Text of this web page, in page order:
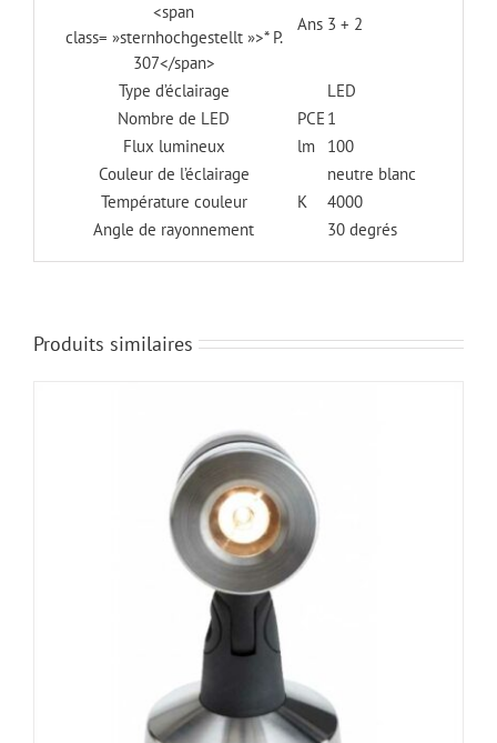
<span
class= »sternhochgestellt »>* P.
307</span>
Ans 3 + 2
Type d’éclairage
LED
Nombre de LED
PCE 1
Flux lumineux
lm
100
Couleur de l’éclairage
neutre blanc
Température couleur
K
4000
Angle de rayonnement
30 degrés
Produits similaires